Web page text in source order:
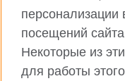
Британский Совет
Правила
Cookies
Sitemap
персонализации
посещений
Некоторые из
для работы